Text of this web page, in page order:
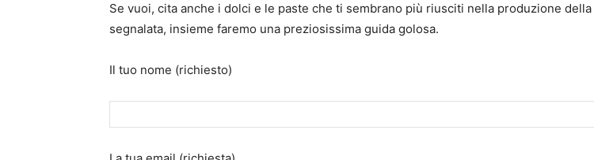
Se vuoi, cita anche i dolci e le paste che ti sembrano più riusciti nella produzione
segnalata, insieme faremo una preziosissima guida golosa.
Il tuo nome (richiesto)